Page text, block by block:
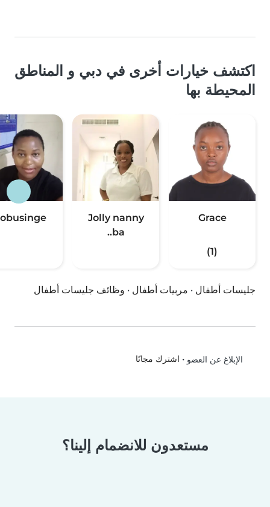
اكتشف خيارات أخرى في دبي و المناطق
المحيطة بها
Grace
(1)
Jolly nanny
ba..
جليسات أطفال · مربيات أطفال · وظائف جليسات أطفال
الإبلاغ عن العضو • اشترك مجانًا
مستعدون للانضمام إلينا؟